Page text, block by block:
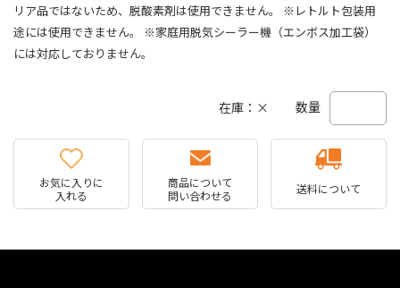
リア品ではないため、脱酸素剤は使用できません。 ※レトルト包装用
途には使用できません。 ※家庭用脱気シーラー機（エンボス加工袋）
には対応しておりません。
在庫：× 数量
お気に入りに
入れる
商品について
問い合わせる
送料について